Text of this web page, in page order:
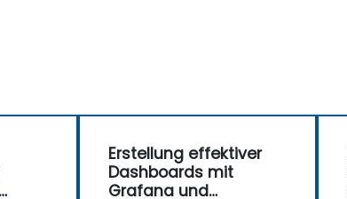
Erstellung effektiver
Dashboards mit
Grafana und